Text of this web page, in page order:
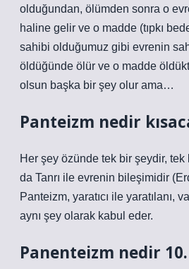
olduğundan, ölümden sonra o
haline gelir ve o madde (tıpkı
sahibi olduğumuz gibi evrenin
öldüğünde ölür ve o madde
olsun başka bir şey olur ama…
Panteizm nedir
Her şey özünde tek bir şeydir,
da Tanrı ile evrenin bileşimidir
Panteizm, yaratıcı ile yaratılanı,
aynı şey olarak kabul eder.
Panenteizm nedir 10.